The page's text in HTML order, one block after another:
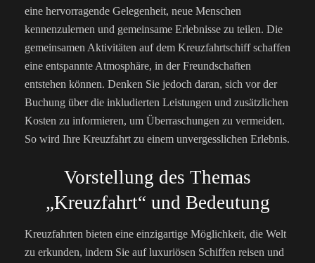
eine hervorragende Gelegenheit, neue Menschen
kennenzulernen und gemeinsame Erlebnisse zu teilen. Die
gemeinsamen Aktivitäten auf dem Kreuzfahrtschiff schaffen
eine entspannte Atmosphäre, in der Freundschaften
entstehen können. Denken Sie jedoch daran, sich vor der
Buchung über die inkludierten Leistungen und zusätzlichen
Kosten zu informieren, um Überraschungen zu vermeiden.
So wird Ihre Kreuzfahrt zu einem unvergesslichen Erlebnis.
Vorstellung des Themas
„Kreuzfahrt“ und Bedeutung
Kreuzfahrten bieten eine einzigartige Möglichkeit, die Welt
zu erkunden, indem Sie auf luxuriösen Schiffen reisen und